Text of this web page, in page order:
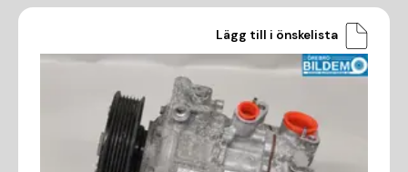
Lägg till i önskelista